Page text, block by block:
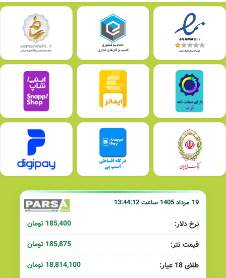
19 مرداد 1405 ساعت 13:44:12
نرخ دلار:
185,400 تومان
قیمت تتر:
185,875 تومان
طلای 18 عیار:
18,814,100 تومان